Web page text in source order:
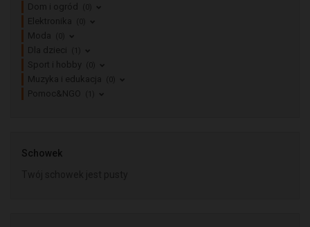
Dom i ogród (0)
Elektronika (0)
Moda (0)
Dla dzieci (1)
Sport i hobby (0)
Muzyka i edukacja (0)
Pomoc&NGO (1)
Schowek